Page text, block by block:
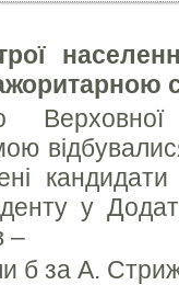
у
–
б за А.